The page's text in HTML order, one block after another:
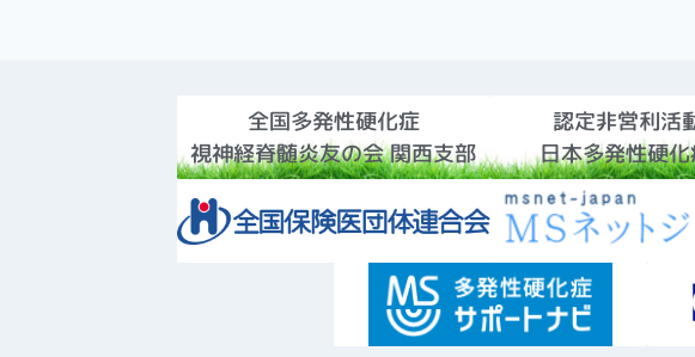
全国多発性硬化症
視神経脊髄炎友の会 関西支部
認定非営利活
日本多発性硬